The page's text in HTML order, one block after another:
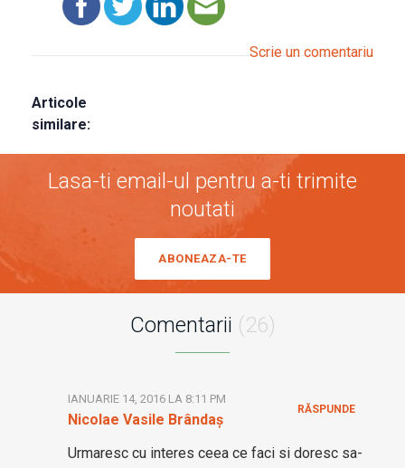
Scrie un comentariu
Articole
similare:
Lasa-ti email-ul pentru a-ti trimite
noutati
ABONEAZA-TE
Comentarii (26)
Nicolae Vasile Brândaș
IANUARIE 14, 2016 LA 8:11 PM
Urmaresc cu interes ceea ce faci si doresc sa-
RĂSPUNDE